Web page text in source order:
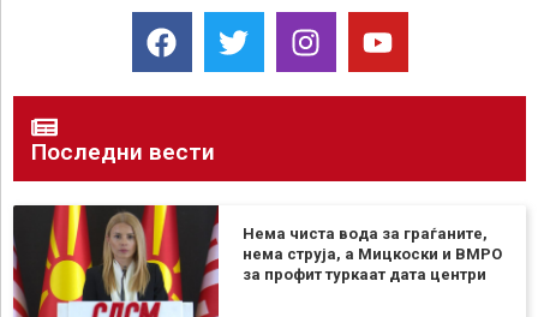
Последни вести
Нема чиста вода за граѓаните,
нема струја, а Мицкоски и ВМРО
за профит туркаат дата центри